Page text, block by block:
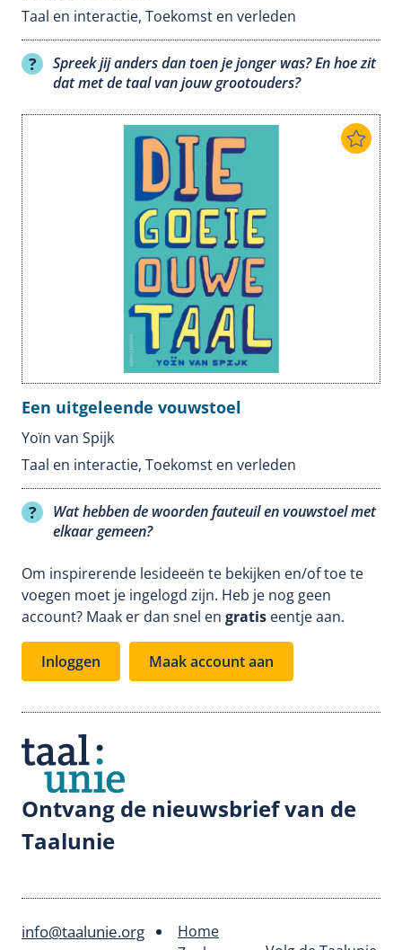
Taal en interactie, Toekomst en verleden
Spreek jij anders dan toen je jonger was? En hoe zit
dat met de taal van jouw grootouders?
Een uitgeleende vouwstoel
Yoïn van Spijk
Taal en interactie, Toekomst en verleden
Wat hebben de woorden fauteuil en vouwstoel met
elkaar gemeen?
Om inspirerende lesideeën te bekijken en/of toe te
voegen moet je ingelogd zijn. Heb je nog geen
account? Maak er dan snel en gratis eentje aan.
Inloggen Maak account aan
Ontvang de nieuwsbrief van de
Taalunie
info@taalunie.org
Home